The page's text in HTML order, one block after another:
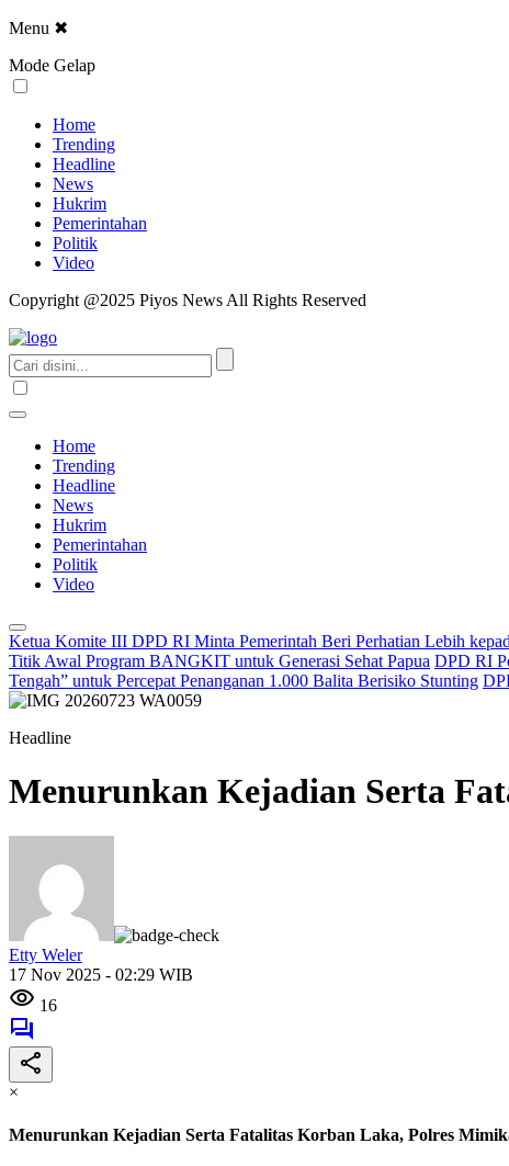
Menu ✖
Mode Gelap
Home
Trending
Headline
News
Hukrim
Pemerintahan
Politik
Video
Copyright @2025 Piyos News All Rights Reserved
Home
Trending
Headline
News
Hukrim
Pemerintahan
Politik
Video
Ketua Komite III DPD RI Minta Pemerintah Beri Perhatian Lebih
Titik Awal Program BANGKIT untuk Generasi Sehat Papua DPD RI
Tengah” untuk Percepat Penanganan 1.000 Balita Berisiko Stunting
Headline
Menurunkan Kejadian Serta
Etty Weler
17 Nov 2025 - 02:29 WIB
16
×
Menurunkan Kejadian Serta Fatalitas Korban Laka, Polres